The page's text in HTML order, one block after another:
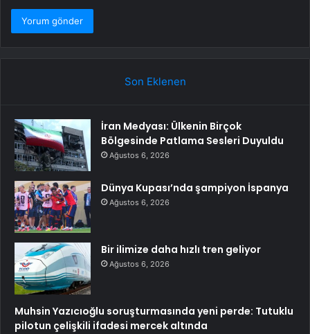
Son Eklenen
İran Medyası: Ülkenin Birçok
Bölgesinde Patlama Sesleri Duyuldu
Ağustos 6, 2026
Dünya Kupası’nda şampiyon İspanya
Ağustos 6, 2026
Bir ilimize daha hızlı tren geliyor
Ağustos 6, 2026
Muhsin Yazıcıoğlu soruşturmasında yeni perde: Tutuklu
pilotun çelişkili ifadesi mercek altında